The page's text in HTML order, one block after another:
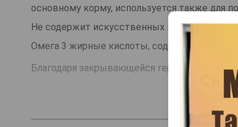
основному корму, используется также для
Не содержит искусственных красителей,
Омега 3 жирные кислоты, содержащиеся в
Благодаря закрывающейся герметичной